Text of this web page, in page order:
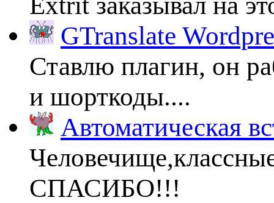
GTranslate
Ставлю плагин, он
и шорткоды....
Автоматическая
СПАСИБО!!!